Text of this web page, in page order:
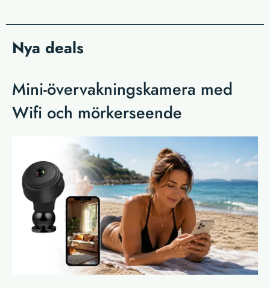
Nya deals
Mini-övervakningskamera med
Wifi och mörkerseende